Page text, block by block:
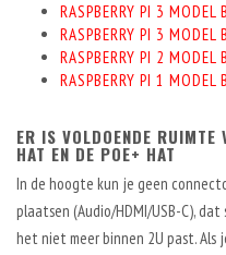
RASPBERRY PI 3 MODEL
RASPBERRY PI 3 MODEL B
RASPBERRY PI 2 MODEL B
RASPBERRY PI 1 MODEL
ER IS VOLDOENDE
HAT EN DE POE+ HAT
In de hoogte kun je geen
plaatsen (Audio/HDMI/USB-C),
het niet meer binnen 2U past.